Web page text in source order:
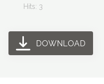
Hits: 3
DOWNLOAD